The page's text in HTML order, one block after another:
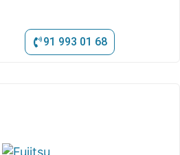
91 993 01 68